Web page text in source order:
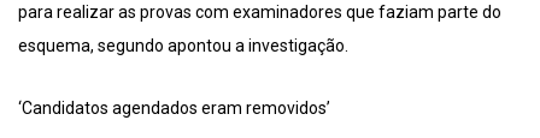
para realizar as provas com examinadores que faziam parte do
esquema, segundo apontou a investigação.
‘Candidatos agendados eram removidos’